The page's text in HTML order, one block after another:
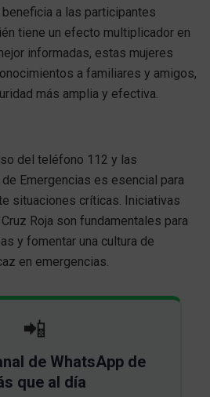
a las participantes
tiene un efecto multiplicador en
informadas, estas mujeres
a familiares y amigos,
más amplia y efectiva.
del teléfono 112 y las
Emergencias es esencial para
situaciones críticas. Iniciativas
Roja son fundamentales para
y fomentar una cultura de
en emergencias.
📲
de WhatsApp de
que al día